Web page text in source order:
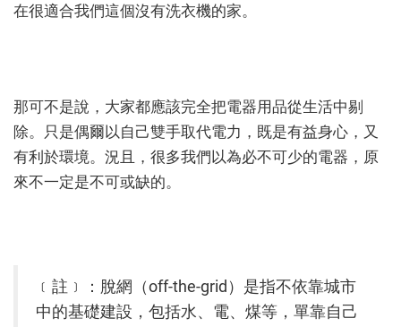
在很適合我們這個沒有洗衣機的家。
那可不是說，大家都應該完全把電器用品從生活中剔
除。只是偶爾以自己雙手取代電力，既是有益身心，又
有利於環境。況且，很多我們以為必不可少的電器，原
來不一定是不可或缺的。
﹝註﹞：脫網（off-the-grid）是指不依靠城市
中的基礎建設，包括水、電、煤等，單靠自己